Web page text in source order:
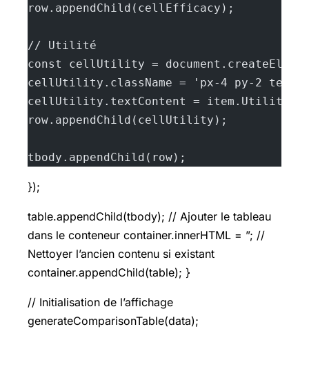
row.appendChild(cellEfficacy);
// Utilité
const cellUtility =
cellUtility.className = 'px-4 py-2 text-
cellUtility.textContent = item.Utilité;
row.appendChild(cellUtility);
tbody.appendChild(row);
});
table.appendChild(tbody); // Ajouter le tableau
dans le conteneur container.innerHTML = ”; //
Nettoyer l’ancien contenu si existant
container.appendChild(table); }
// Initialisation de l’affichage
generateComparisonTable(data);